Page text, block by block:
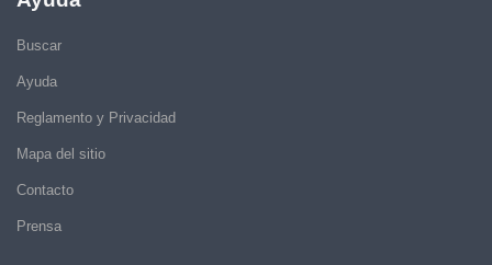
Buscar
Ayuda
Reglamento y Privacidad
Mapa del sitio
Contacto
Prensa